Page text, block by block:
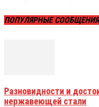
ПОПУЛЯРНЫЕ СООБЩЕНИЯ
Разновидности и
нержавеющей стали